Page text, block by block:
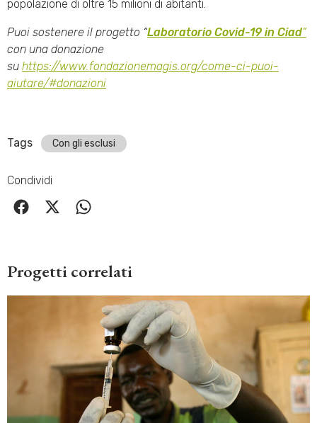
popolazione di oltre 15 milioni di abitanti.
Puoi sostenere il progetto “Laboratorio Covid-19 in Ciad”
con una donazione
su https://www.fondazionemagis.org/come-ci-puoi-
aiutare/#donazioni
Tags Con gli esclusi
Condividi
Progetti correlati